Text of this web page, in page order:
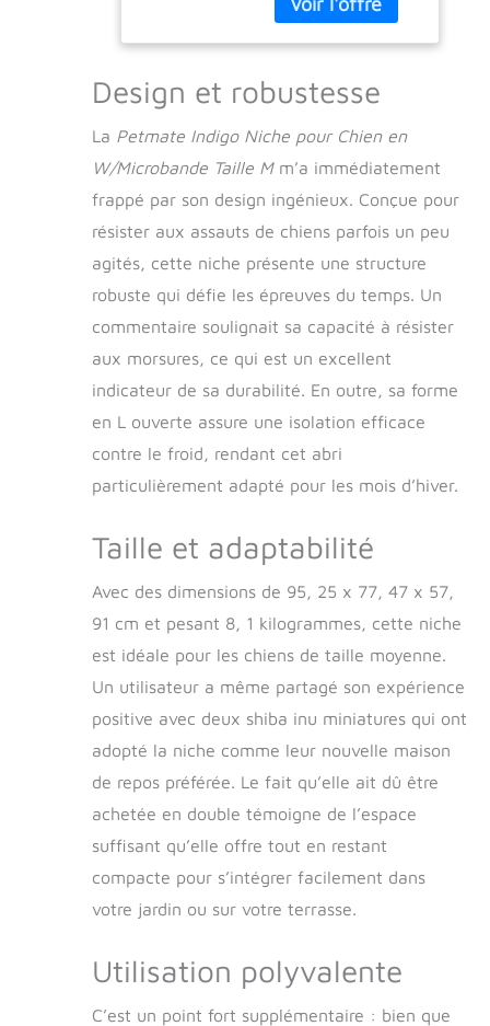
protection anti-
optimale
permettant de
garder votre chien
au frais en été
(-3°C) et au chaud
en hiver (+3°C)
Design et robustesse
La Petmate Indigo Niche pour Chien en
W/Microbande Taille Mm’a immédiatement
frappé par son design ingénieux. Conçue pour
résister aux assauts de chiens parfois un peu
agités, cette niche présente une structure
robuste qui défie les épreuves du temps. Un
commentaire soulignait sa capacité à résister
aux morsures, ce qui est un excellent
indicateur de sa durabilité. En outre, sa forme
en L ouverte assure une isolation efficace
contre le froid, rendant cet abri
particulièrement adapté pour les mois d’hiver.
Taille et adaptabilité
Avec des dimensions de 95, 25 x 77, 47 x 57,
91 cm et pesant 8, 1 kilogrammes, cette niche
est idéale pour les chiens de taille moyenne.
Un utilisateur a même partagé son expérience
positive avec deux shiba inu miniatures qui ont
adopté la niche comme leur nouvelle maison
de repos préférée. Le fait qu’elle ait dû être
achetée en double témoigne de l’espace
suffisant qu’elle offre tout en restant
compacte pour s’intégrer facilement dans
votre jardin ou sur votre terrasse.
Utilisation polyvalente
C’est un point fort supplémentaire : bien que